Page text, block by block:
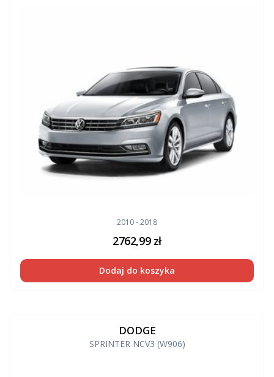
2010 - 2018
2762,99 zł
Dodaj do koszyka
DODGE
SPRINTER NCV3 (W906)